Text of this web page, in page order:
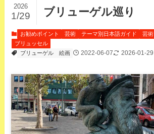
ブリューゲル巡り
2026
1/29
お勧めポイント 芸術 テーマ別日本語ガイド 芸術
ブリュッセル
ブリューゲル
絵画 2022-06-07 2026-01-29